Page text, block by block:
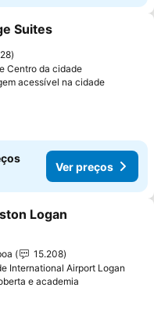
aos favoritos
Suites
Centro da cidade
acessível na cidadeVer
Ver preços
aos favoritos
Logan
15.208
International Airport Logan
e academia